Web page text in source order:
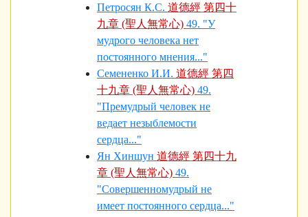
Петросян К.С. 道德經 第四十
九章 (聖人無常心) 49. "У
мудрого человека нет
постоянного мнения..."
Семененко И.И. 道德經 第四
十九章 (聖人無常心) 49.
"Премудрый человек не
ведает незыблемости
сердца..."
Ян Хиншун 道德經 第四十九
章 (聖人無常心) 49.
"Совершенномудрый не
имеет постоянного сердца..."